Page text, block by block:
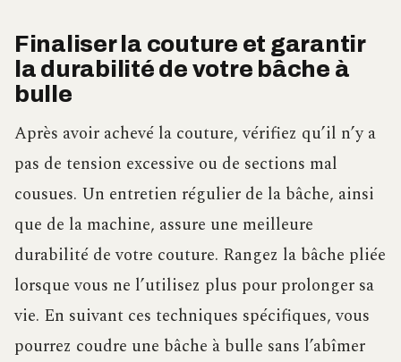
Finaliser la couture et garantir
la durabilité de votre bâche à
bulle
Après avoir achevé la couture, vérifiez qu’il n’y a
pas de tension excessive ou de sections mal
cousues. Un entretien régulier de la bâche, ainsi
que de la machine, assure une meilleure
durabilité de votre couture. Rangez la bâche pliée
lorsque vous ne l’utilisez plus pour prolonger sa
vie. En suivant ces techniques spécifiques, vous
pourrez coudre une bâche à bulle sans l’abîmer